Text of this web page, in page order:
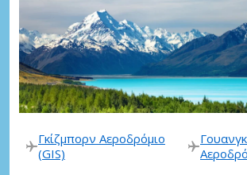
Γκίζμπορν Αεροδρόμιο
(GIS)